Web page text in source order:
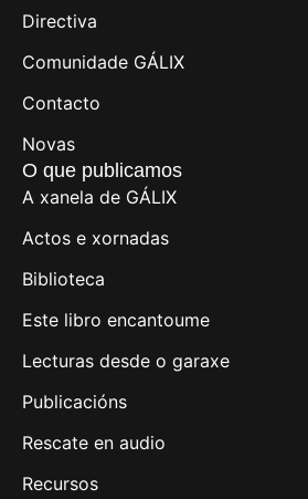
Directiva
Comunidade GÁLIX
Contacto
Novas
O que publicamos
A xanela de GÁLIX
Actos e xornadas
Biblioteca
Este libro encantoume
Lecturas desde o garaxe
Publicacións
Rescate en audio
Recursos